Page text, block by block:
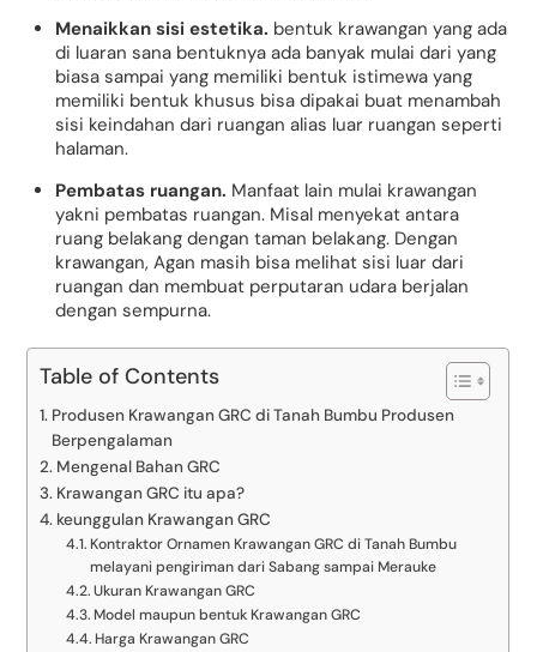
Menaikkan sisi estetika. bentuk krawangan yang ada
di luaran sana bentuknya ada banyak mulai dari yang
biasa sampai yang memiliki bentuk istimewa yang
memiliki bentuk khusus bisa dipakai buat menambah
sisi keindahan dari ruangan alias luar ruangan seperti
halaman.
Pembatas ruangan. Manfaat lain mulai krawangan
yakni pembatas ruangan. Misal menyekat antara
ruang belakang dengan taman belakang. Dengan
krawangan, Agan masih bisa melihat sisi luar dari
ruangan dan membuat perputaran udara berjalan
dengan sempurna.
Table of Contents
Produsen Krawangan GRC di Tanah Bumbu Produsen
Berpengalaman
Mengenal Bahan GRC
Krawangan GRC itu apa?
keunggulan Krawangan GRC
Kontraktor Ornamen Krawangan GRC di Tanah Bumbu
melayani pengiriman dari Sabang sampai Merauke
Ukuran Krawangan GRC
Model maupun bentuk Krawangan GRC
Harga Krawangan GRC